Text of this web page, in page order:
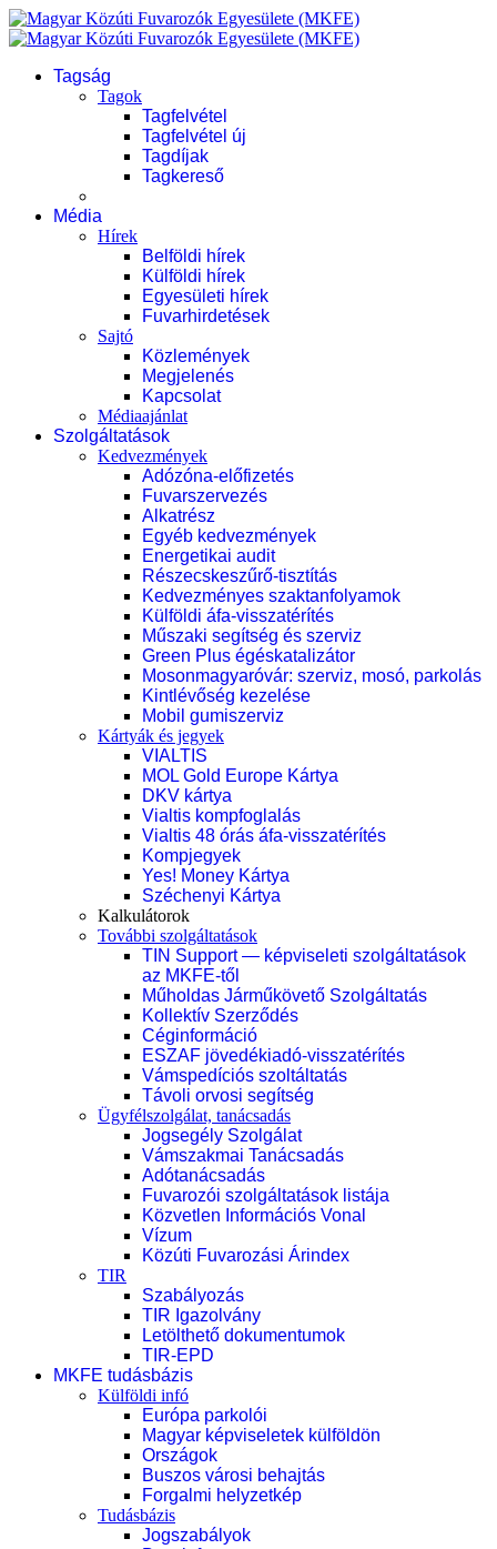
Tagság
Tagok
Tagfelvétel
Tagfelvétel új
Tagdíjak
Tagkereső
Média
Hírek
Belföldi hírek
Külföldi hírek
Egyesületi hírek
Fuvarhirdetések
Sajtó
Közlemények
Megjelenés
Kapcsolat
Médiaajánlat
Szolgáltatások
Kedvezmények
Adózóna-előfizetés
Fuvarszervezés
Alkatrész
Egyéb kedvezmények
Energetikai audit
Részecskeszűrő-tisztítás
Kedvezményes szaktanfolyamok
Külföldi áfa-visszatérítés
Műszaki segítség és szerviz
Green Plus égéskatalizátor
Mosonmagyaróvár: szerviz, mosó, parkolás
Kintlévőség kezelése
Mobil gumiszerviz
Kártyák és jegyek
VIALTIS
MOL Gold Europe Kártya
DKV kártya
Vialtis kompfoglalás
Vialtis 48 órás áfa-visszatérítés
Kompjegyek
Yes! Money Kártya
Széchenyi Kártya
Kalkulátorok
További szolgáltatások
TIN Support — képviseleti szolgáltatások
az MKFE-től
Műholdas Járműkövető Szolgáltatás
Kollektív Szerződés
Céginformáció
ESZAF jövedékiadó-visszatérítés
Vámspedíciós szoltáltatás
Távoli orvosi segítség
Ügyfélszolgálat, tanácsadás
Jogsegély Szolgálat
Vámszakmai Tanácsadás
Adótanácsadás
Fuvarozói szolgáltatások listája
Közvetlen Információs Vonal
Vízum
Közúti Fuvarozási Árindex
TIR
Szabályozás
TIR Igazolvány
Letölthető dokumentumok
TIR-EPD
MKFE tudásbázis
Külföldi infó
Európa parkolói
Magyar képviseletek külföldön
Országok
Buszos városi behajtás
Forgalmi helyzetkép
Tudásbázis
Jogszabályok